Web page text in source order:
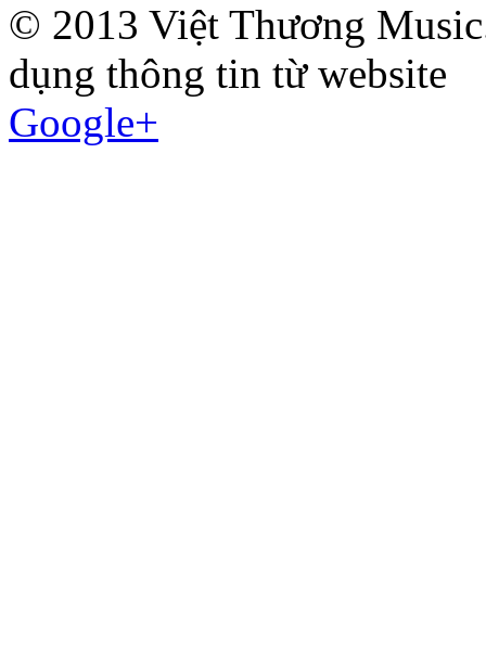
© 2013 Việt Thương
dụng thông tin từ website
Google+